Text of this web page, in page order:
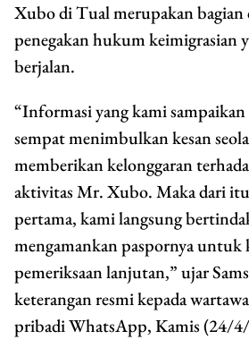
Xubo di Tual merupakan bagian
penegakan hukum keimigrasian
berjalan.
“Informasi yang kami
sempat menimbulkan kesan
memberikan kelonggaran
aktivitas Mr. Xubo. Maka dari
pertama, kami langsung
mengamankan paspornya untuk
pemeriksaan lanjutan,” ujar
keterangan resmi kepada
pribadi WhatsApp, Kamis (24/